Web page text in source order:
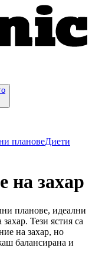
плановеДиети
на захар
планове, идеални
Тези ястия са
на захар, но
балансирана и